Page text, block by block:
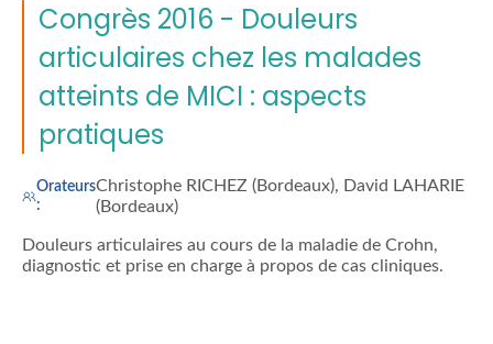
Congrès 2016 - Douleurs
articulaires chez les malades
atteints de MICI : aspects
pratiques
Orateurs
:
Christophe RICHEZ (Bordeaux), David LAHARIE
(Bordeaux)
Douleurs articulaires au cours de la maladie de Crohn,
diagnostic et prise en charge à propos de cas cliniques.